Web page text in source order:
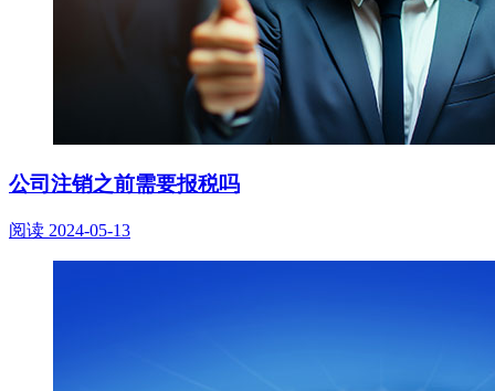
公司注销之前需要报税吗
阅读 2024-05-13